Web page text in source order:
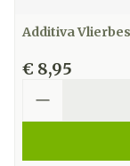
Additiva
€ 8,95